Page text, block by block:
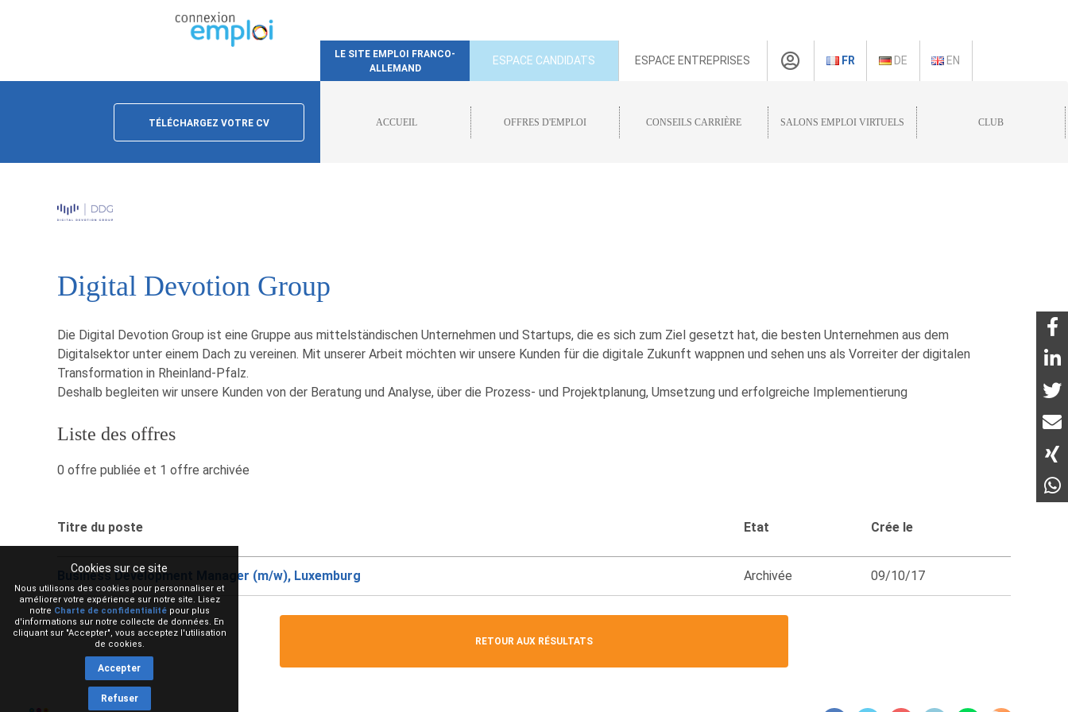
LE SITE EMPLOI FRANCO-
ALLEMAND
ESPACE CANDIDATS ESPACE ENTREPRISES FR DE EN
TÉLÉCHARGEZ VOTRE CV ACCUEIL OFFRES D'EMPLOI CONSEILS CARRIÈRE SALONS EMPLOI VIRTUELS CLUB
Digital Devotion Group
Die Digital Devotion Group ist eine Gruppe aus mittelständischen Unternehmen und Startups, die es sich zum Ziel gesetzt hat, die besten Unternehmen aus dem
Digitalsektor unter einem Dach zu vereinen. Mit unserer Arbeit möchten wir unsere Kunden für die digitale Zukunft wappnen und sehen uns als Vorreiter der digitalen
Transformation in Rheinland-Pfalz.
Deshalb begleiten wir unsere Kunden von der Beratung und Analyse, über die Prozess- und Projektplanung, Umsetzung und erfolgreiche Implementierung
Liste des offres
0 offre publiée et 1 offre archivée
Titre du poste Etat Crée le
Business Development Manager (m/w), Luxemburg Archivée 09/10/17
RETOUR AUX RÉSULTATS
Cookies sur ce site
Nous utilisons des cookies pour personnaliser et
améliorer votre expérience sur notre site. Lisez
notre Charte de confidentialitépour plus
d'informations sur notre collecte de données. En
cliquant sur "Accepter", vous acceptez l'utilisation
de cookies.
Accepter
Refuser